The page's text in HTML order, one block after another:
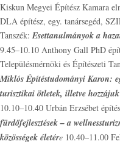
Kiskun Megyei Építész Kamara
DLA építész, egy. tanársegéd,
Tanszék:Esettanulmányok a
9.45–10.10 Anthony Gall PhD
Településmérnöki és Építészeti
Miklós Építéstudományi Karon:
turisztikai ötletek, illetve
10.10–10.40 Urbán Erzsébet
fürdőfejlesztések – a
közösségek életére 10.40–11.00